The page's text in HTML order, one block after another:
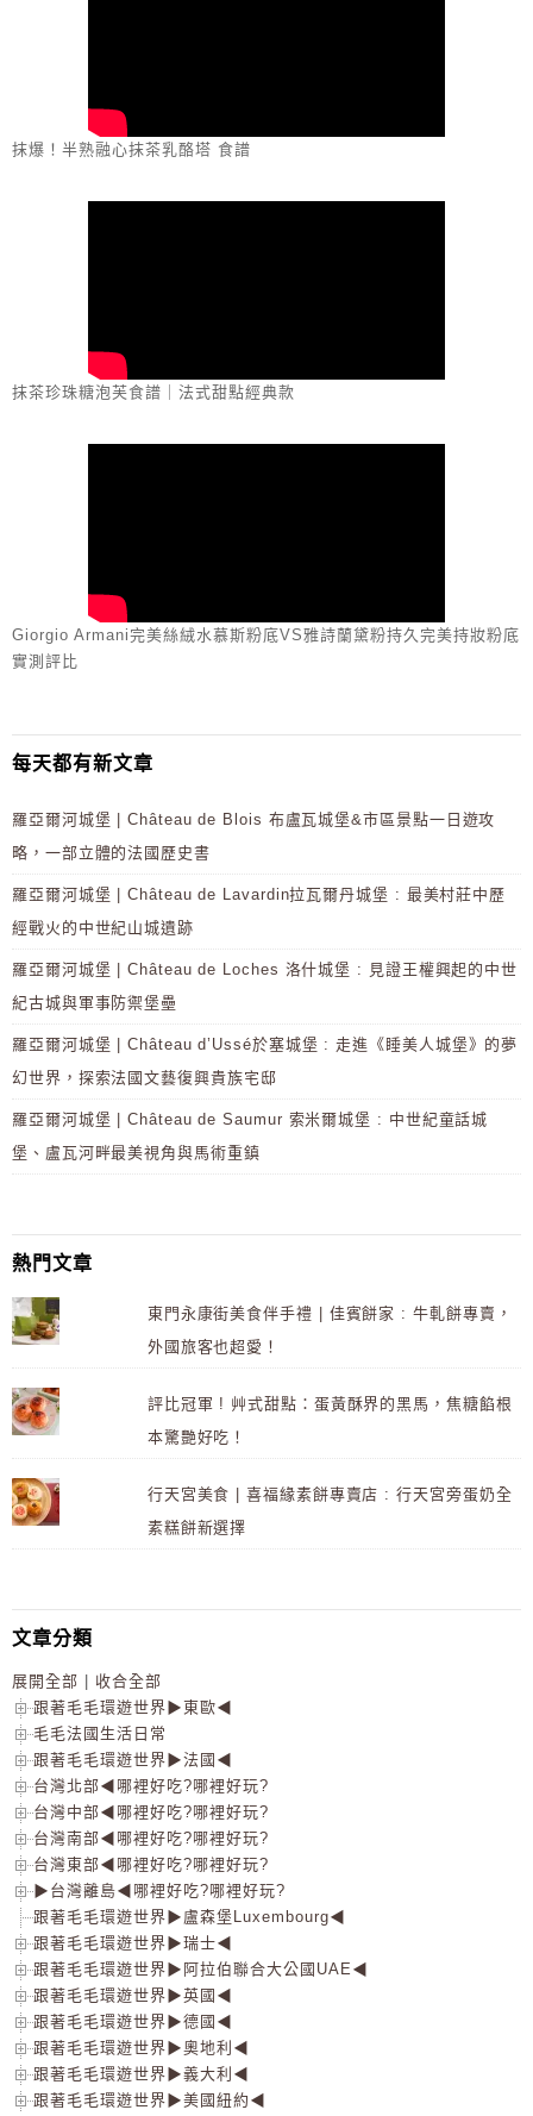
抹爆！半熟融心抹茶乳酪塔 食譜
抹茶珍珠糖泡芙食譜｜法式甜點經典款
Giorgio Armani完美絲絨水慕斯粉底VS雅詩蘭黛粉持久完美持妝粉底
實測評比
每天都有新文章
羅亞爾河城堡 | Château de Blois 布盧瓦城堡&市區景點一日遊攻
略，一部立體的法國歷史書
羅亞爾河城堡 | Château de Lavardin拉瓦爾丹城堡 : 最美村莊中歷
經戰火的中世紀山城遺跡
羅亞爾河城堡 | Château de Loches 洛什城堡 : 見證王權興起的中世
紀古城與軍事防禦堡壘
羅亞爾河城堡 | Château d’Ussé於塞城堡 : 走進《睡美人城堡》的夢
幻世界，探索法國文藝復興貴族宅邸
羅亞爾河城堡 | Château de Saumur 索米爾城堡 : 中世紀童話城
堡、盧瓦河畔最美視角與馬術重鎮
熱門文章
東門永康街美食伴手禮 | 佳賓餅家 : 牛軋餅專賣，
外國旅客也超愛！
評比冠軍 ! 艸式甜點：蛋黃酥界的黑馬，焦糖餡根
本驚艷好吃！
行天宮美食 | 喜福緣素餅專賣店 : 行天宮旁蛋奶全
素糕餅新選擇
文章分類
展開全部
收合全部
跟著毛毛環遊世界▶東歐◀
毛毛法國生活日常
跟著毛毛環遊世界▶法國◀
台灣北部◀哪裡好吃?哪裡好玩?
台灣中部◀哪裡好吃?哪裡好玩?
台灣南部◀哪裡好吃?哪裡好玩?
台灣東部◀哪裡好吃?哪裡好玩?
▶台灣離島◀哪裡好吃?哪裡好玩?
跟著毛毛環遊世界▶盧森堡Luxembourg◀
跟著毛毛環遊世界▶瑞士◀
跟著毛毛環遊世界▶阿拉伯聯合大公國UAE◀
跟著毛毛環遊世界▶英國◀
跟著毛毛環遊世界▶德國◀
跟著毛毛環遊世界▶奧地利◀
跟著毛毛環遊世界▶義大利◀
跟著毛毛環遊世界▶美國紐約◀